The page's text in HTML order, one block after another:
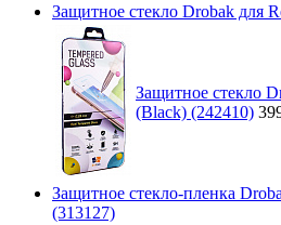
Защитное стекло Drobak для
Защитное стекло
(Black) (242410)
Защитное стекло-пленка
(313127)